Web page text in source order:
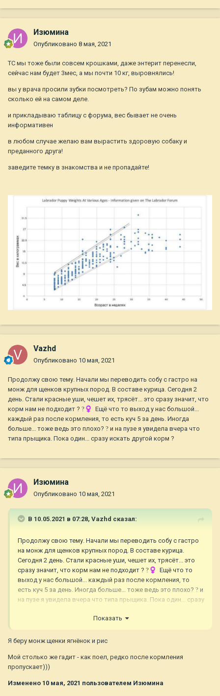
Изюмина
Опубликовано 8 мая, 2021
ТС мы тоже были совсем крошками, даже энтерит перенесли,
сейчас нам будет 3мес, а мы почти 10 кг, выровнялись!
вы у врача просили зубки посмотреть? По зубам можно понять
сколько ей на самом деле.
и прикладываю таблицу с форума, вес бывает не очень
информативен
в любом случае желаю вам вырастить здоровую собаку и
преданного друга!
заведите темку в знакомства и не пропадайте!
Vazhd
Опубликовано 10 мая, 2021
Продолжу свою тему. Начали мы переводить собу с гастро на
монж для щенков крупных пород. В составе курица. Сегодня 2
день. Стали красные уши, чешет их, трясёт... это сразу значит, что
корм нам не подходит ? ?‍♀️ Ещё что то выход у нас большой...
каждый раз после кормления, то есть куч 5 за день. Иногда
больше... тоже ведь это плохо? ? и на пузе я увидела вчера что
типа прыщика. Пока один... сразу искать другой корм ?
Изюмина
Опубликовано 10 мая, 2021
В 10.05.2021 в 07:28, Vazhd сказал:
Продолжу свою тему. Начали мы переводить собу с гастро
на монж для щенков крупных пород. В составе курица.
Сегодня 2 день. Стали красные уши, чешет их, трясёт... это
сразу значит, что корм нам не подходит ? ?‍♀️ Ещё что то
выход у нас большой... каждый раз после кормления, то
есть куч 5 за день. Иногда больше... тоже ведь это плохо? ? и
на пузе я увидела вчера что типа прыщика. Пока один... сразу
Показать
Я беру монж щенки ягнёнок и рис
Мой столько же гадит - как поел, редко после кормления
пропускает)))
Изменено 10 мая, 2021 пользователем Изюмина